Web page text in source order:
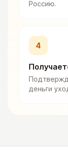
Россию.
4
деньги